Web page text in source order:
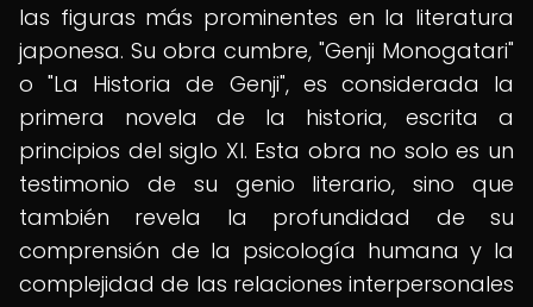
las figuras más prominentes en la literatura
japonesa. Su obra cumbre, "Genji Monogatari"
o "La Historia de Genji", es considerada la
primera novela de la historia, escrita a
principios del siglo XI. Esta obra no solo es un
testimonio de su genio literario, sino que
también revela la profundidad de su
comprensión de la psicología humana y la
complejidad de las relaciones interpersonales